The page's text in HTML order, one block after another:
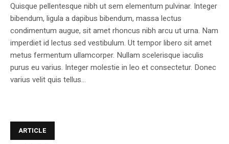
Quisque pellentesque nibh ut sem elementum pulvinar. Integer
bibendum, ligula a dapibus bibendum, massa lectus
condimentum augue, sit amet rhoncus nibh arcu ut urna. Nam
imperdiet id lectus sed vestibulum. Ut tempor libero sit amet
metus fermentum ullamcorper. Nullam scelerisque iaculis
purus eu varius. Integer molestie in leo et consectetur. Donec
varius velit quis tellus...
ARTICLE